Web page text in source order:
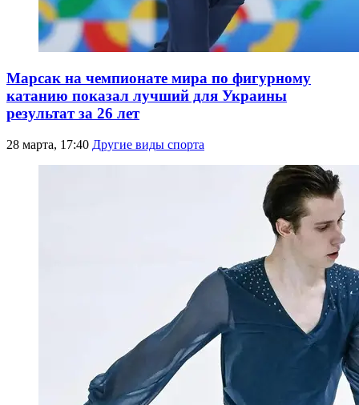
Марсак на чемпионате мира по фигурному
катанию показал лучший для Украины
результат за 26 лет
28 марта, 17:40 Другие виды спорта